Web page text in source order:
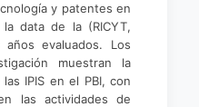
y patentes en
data de la (RICYT,
evaluados. Los
muestran la
IPIS en el PBI, con
las actividades de